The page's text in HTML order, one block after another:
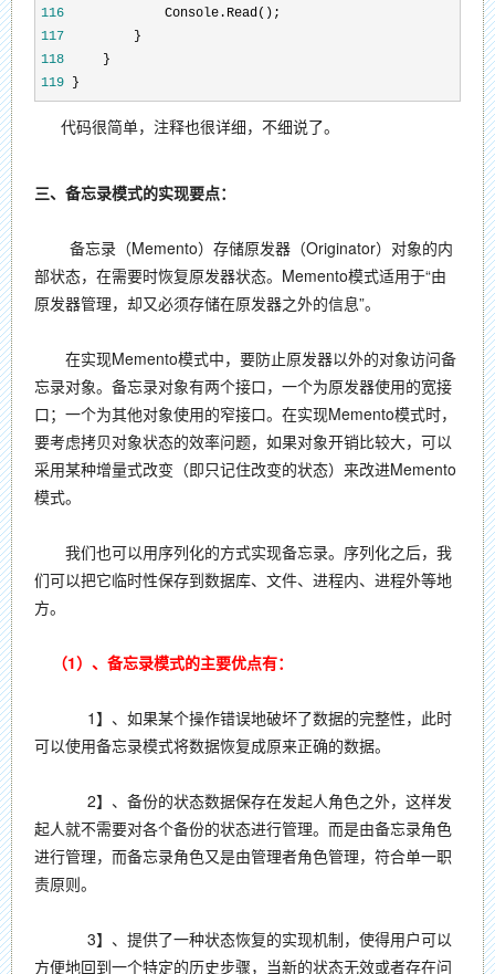
116
117
118
119 }
代码很简单，注释也很详细，不细说了。
三、备忘录模式的实现要点：
备忘录（Memento）存储原发器（Originator）对象的内
部状态，在需要时恢复原发器状态。Memento模式适用于“由
原发器管理，却又必须存储在原发器之外的信息”。
在实现Memento模式中，要防止原发器以外的对象访问备
忘录对象。备忘录对象有两个接口，一个为原发器使用的宽接
口；一个为其他对象使用的窄接口。在实现Memento模式时，
要考虑拷贝对象状态的效率问题，如果对象开销比较大，可以
采用某种增量式改变（即只记住改变的状态）来改进Memento
模式。
我们也可以用序列化的方式实现备忘录。序列化之后，我
们可以把它临时性保存到数据库、文件、进程内、进程外等地
方。
（1）、备忘录模式的主要优点有：
1】、如果某个操作错误地破坏了数据的完整性，此时
可以使用备忘录模式将数据恢复成原来正确的数据。
2】、备份的状态数据保存在发起人角色之外，这样发
起人就不需要对各个备份的状态进行管理。而是由备忘录角色
进行管理，而备忘录角色又是由管理者角色管理，符合单一职
责原则。
3】、提供了一种状态恢复的实现机制，使得用户可以
方便地回到一个特定的历史步骤，当新的状态无效或者存在问